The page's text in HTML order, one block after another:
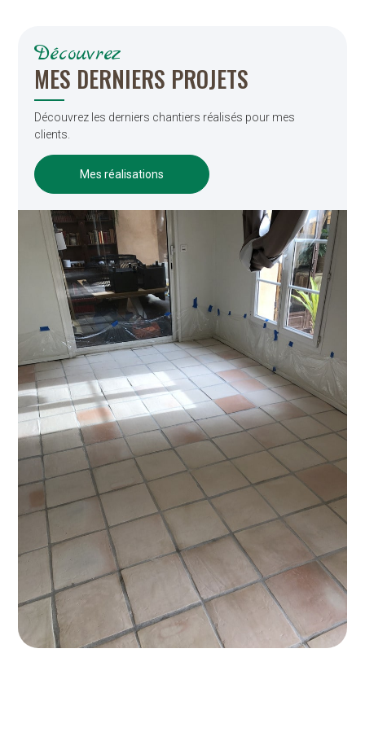
Découvrez
MES DERNIERS PROJETS
Découvrez les derniers chantiers réalisés pour mes
clients.
Mes réalisations